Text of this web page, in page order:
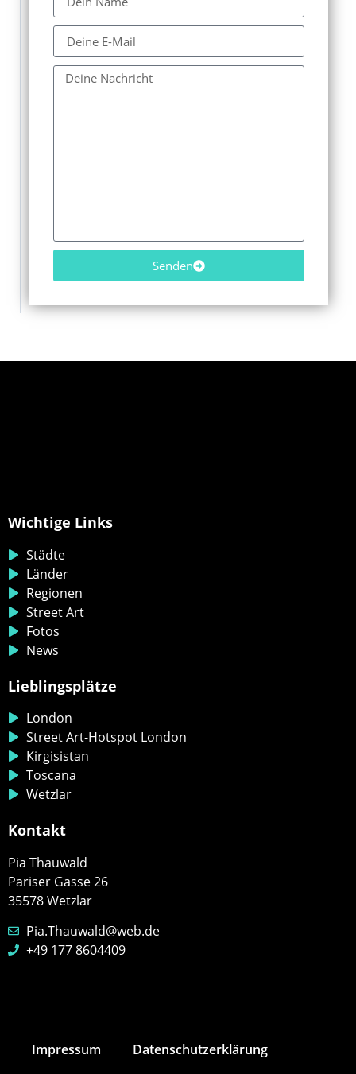
Senden
Wichtige Links
Städte
Länder
Regionen
Street Art
Fotos
News
Lieblingsplätze
London
Street Art-Hotspot London
Kirgisistan
Toscana
Wetzlar
Kontakt
Pia Thauwald
Pariser Gasse 26
35578 Wetzlar
Pia.Thauwald@web.de
+49 177 8604409
Impressum Datenschutz­erklärung